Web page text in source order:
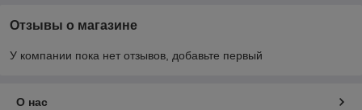
Отзывы о магазине
У компании пока нет отзывов, добавьте первый
О нас